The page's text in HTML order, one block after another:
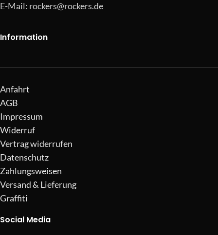
E-Mail: rockers@rockers.de
Information
Anfahrt
AGB
Impressum
Widerruf
Vertrag widerrufen
Datenschutz
Zahlungsweisen
Versand & Lieferung
Graffiti
Social Media